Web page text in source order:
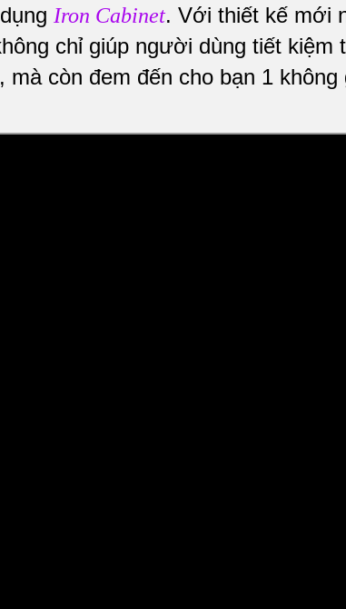
Iron Cabinet. Với thiết kế mới
chỉ giúp người dùng tiết kiệm
, mà còn đem đến cho bạn 1 không